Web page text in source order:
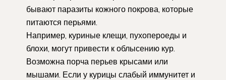
бывают паразиты кожного покрова, которые
питаются перьями.
Например, куриные клещи, пухопероеды и
блохи, могут привести к облысению кур.
Возможна порча перьев крысами или
мышами. Если у курицы слабый иммунитет и